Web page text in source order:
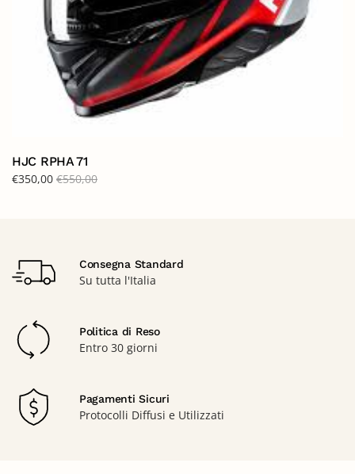
HJC RPHA 71
€350,00 €550,00
Consegna Standard
Su tutta l'Italia
Politica di Reso
Entro 30 giorni
Pagamenti Sicuri
Protocolli Diffusi e Utilizzati